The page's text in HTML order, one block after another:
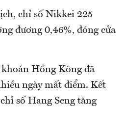
chỉ số Nikkei 225
đương 0,46%, đóng cửa
Hồng Kông đã
ngày mất điểm. Kết
số Hang Seng tăng